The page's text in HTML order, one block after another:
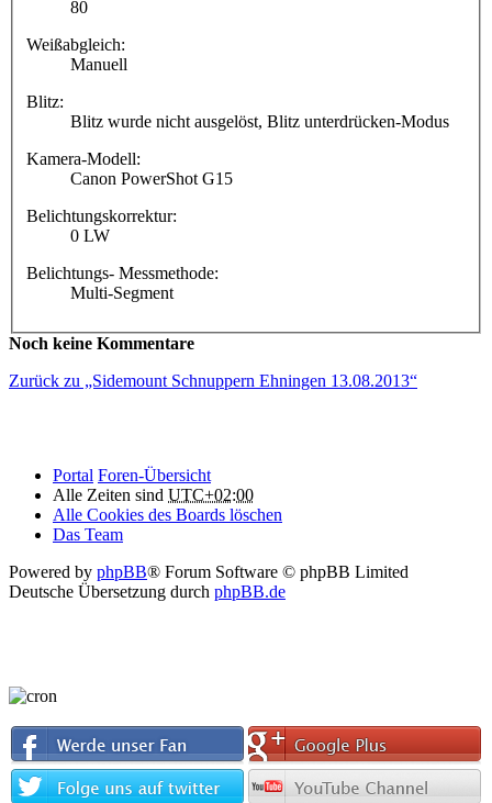
80
Weißabgleich:
Manuell
Blitz:
Blitz wurde nicht ausgelöst, Blitz unterdrücken-Modus
Kamera-Modell:
Canon PowerShot G15
Belichtungskorrektur:
0 LW
Belichtungs- Messmethode:
Multi-Segment
Noch keine Kommentare
Zurück zu „Sidemount Schnuppern Ehningen 13.08.2013“
Portal Foren-Übersicht
Alle Zeiten sind UTC+02:00
Alle Cookies des Boards löschen
Das Team
Powered by phpBB® Forum Software © phpBB Limited
Deutsche Übersetzung durch phpBB.de